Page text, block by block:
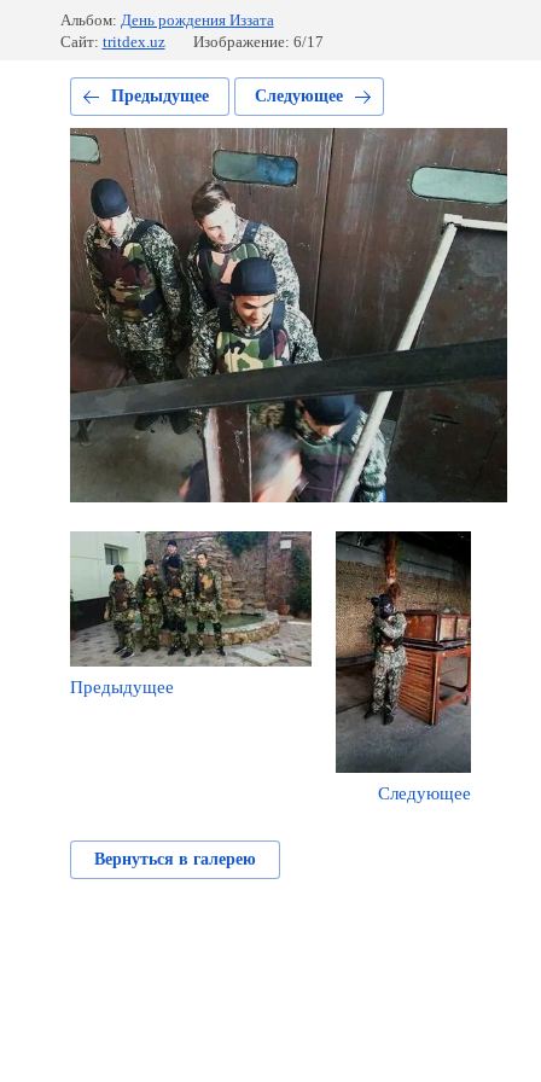
Альбом: День рождения Иззата
Сайт: tritdex.uz Изображение: 6/17
Предыдущее Следующее
Предыдущее
Следующее
Вернуться в галерею